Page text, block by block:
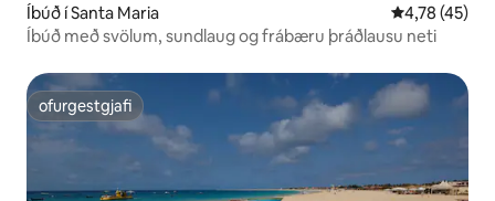
Íbúð í Santa Maria 4,78 af 5 í
4,78 (45)
Íbúð með svölum, sundlaug og frábæru þráðlausu neti
ofurgestgjafi
ofurgestgjafi